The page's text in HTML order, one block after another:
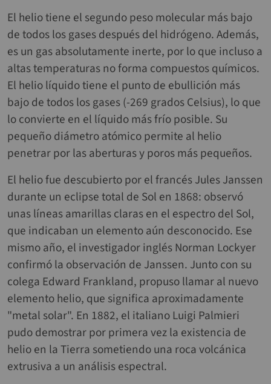
El helio tiene el segundo peso molecular más bajo
de todos los gases después del hidrógeno. Además,
es un gas absolutamente inerte, por lo que incluso a
altas temperaturas no forma compuestos químicos.
El helio líquido tiene el punto de ebullición más
bajo de todos los gases (-269 grados Celsius), lo que
lo convierte en el líquido más frío posible. Su
pequeño diámetro atómico permite al helio
penetrar por las aberturas y poros más pequeños.
El helio fue descubierto por el francés Jules Janssen
durante un eclipse total de Sol en 1868: observó
unas líneas amarillas claras en el espectro del Sol,
que indicaban un elemento aún desconocido. Ese
mismo año, el investigador inglés Norman Lockyer
confirmó la observación de Janssen. Junto con su
colega Edward Frankland, propuso llamar al nuevo
elemento helio, que significa aproximadamente
"metal solar". En 1882, el italiano Luigi Palmieri
pudo demostrar por primera vez la existencia de
helio en la Tierra sometiendo una roca volcánica
extrusiva a un análisis espectral.